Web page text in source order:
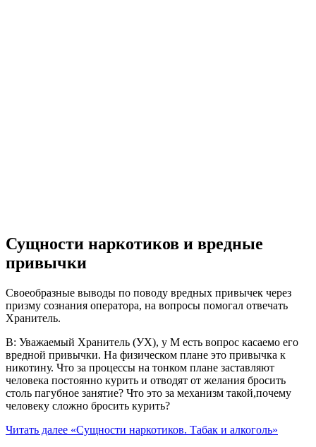
Сущности наркотиков и вредные
привычки
Своеобразные выводы по поводу вредных привычек через
призму сознания оператора, на вопросы помогал отвечать
Хранитель.
В: Уважаемый Хранитель (УХ), у М есть вопрос касаемо его
вредной привычки. На физическом плане это привычка к
никотину. Что за процессы на тонком плане заставляют
человека постоянно курить и отводят от желания бросить
столь пагубное занятие? Что это за механизм такой,почему
человеку сложно бросить курить?
Читать далее «Сущности наркотиков. Табак и алкоголь»